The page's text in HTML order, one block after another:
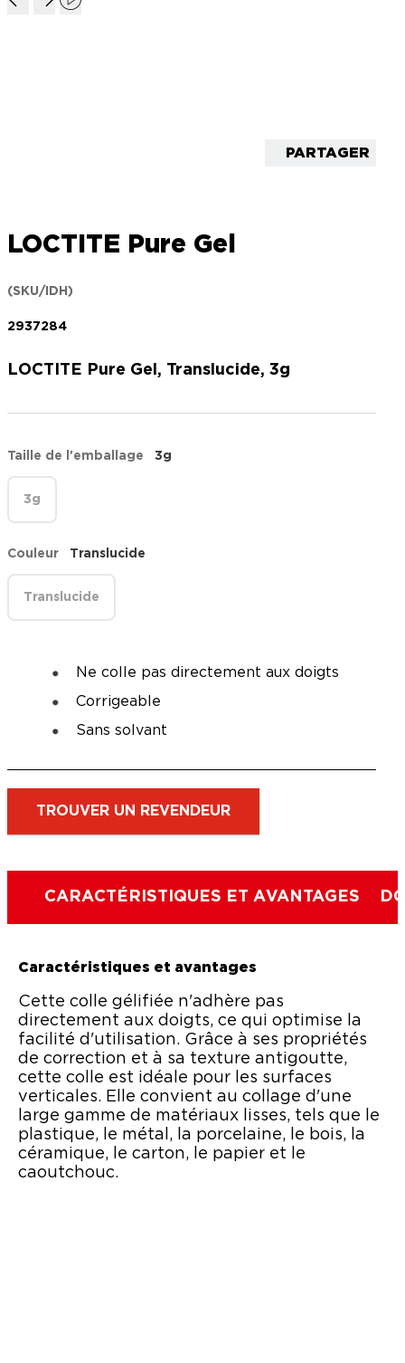
PARTAGER
LOCTITE Pure Gel
(SKU/IDH)
2937284
LOCTITE Pure Gel, Translucide, 3g
Taille de l'emballage 3g
3g
Couleur Translucide
Translucide
Ne colle pas directement aux doigts
Corrigeable
Sans solvant
TROUVER UN REVENDEUR
CARACTÉRISTIQUES ET AVANTAGES
Caractéristiques et avantages
Cette colle gélifiée n'adhère pas
directement aux doigts, ce qui optimise la
facilité d'utilisation. Grâce à ses propriétés
de correction et à sa texture antigoutte,
cette colle est idéale pour les surfaces
verticales. Elle convient au collage d'une
large gamme de matériaux lisses, tels que le
plastique, le métal, la porcelaine, le bois, la
céramique, le carton, le papier et le
caoutchouc.